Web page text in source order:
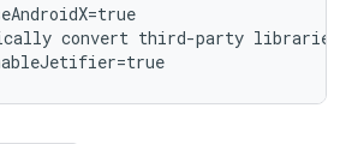
convert third-party libraries